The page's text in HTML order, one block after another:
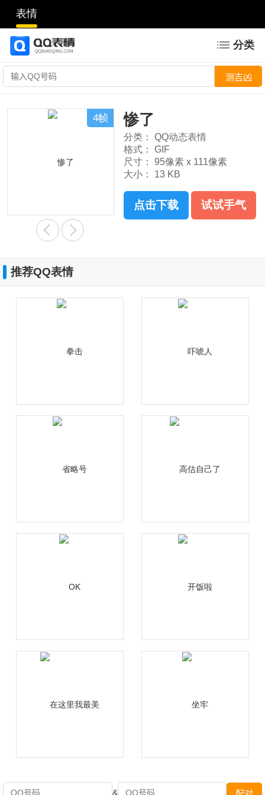
表情
分类
4帧 惨了
分类：
QQ动态表情
格式：
GIF
尺寸：
95像素 x 111像素
大小：
13 KB
点击下载 试试手气
推荐QQ表情